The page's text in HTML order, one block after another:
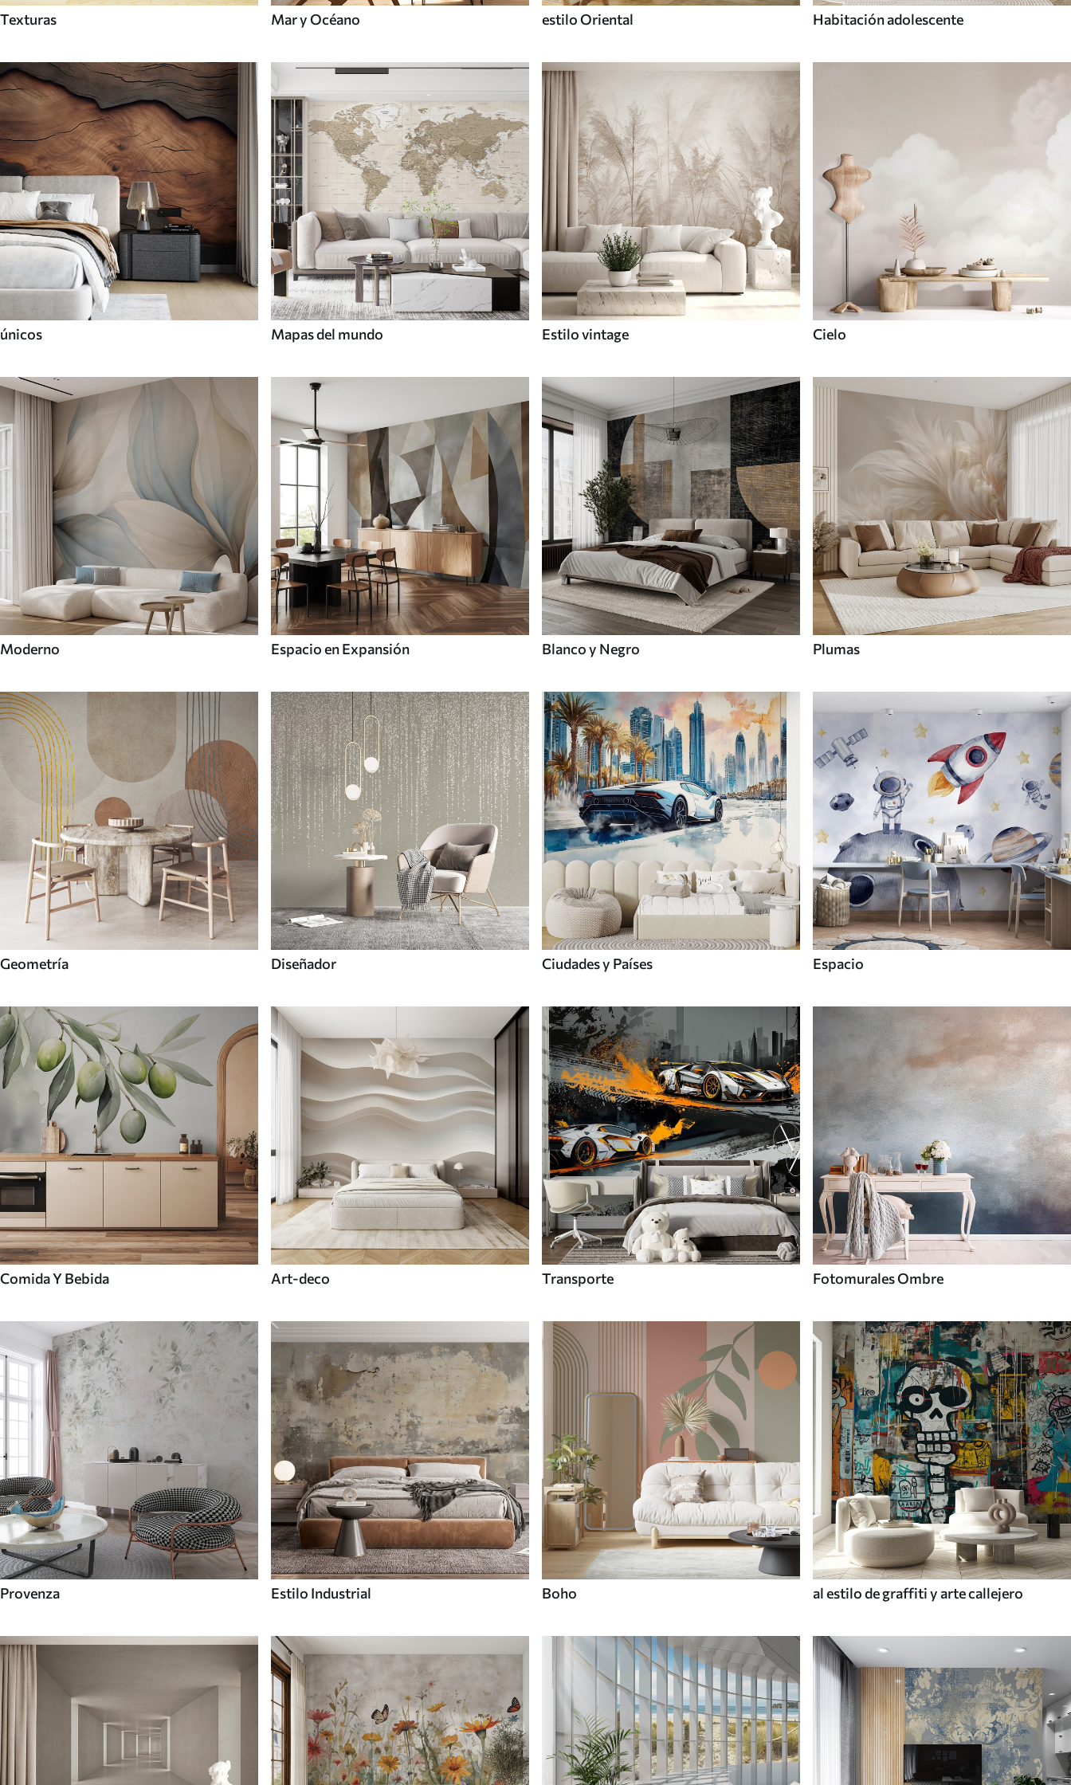
Texturas Mar y Océano estilo Oriental Habitación adolescente
únicos Mapas del mundo Estilo vintage Cielo
Moderno Espacio en Expansión Blanco y Negro Plumas
Geometría Diseñador Ciudades y Países Espacio
Comida Y Bebida Art-deco Transporte Fotomurales Ombre
Provenza Estilo Industrial Boho al estilo de graffiti y arte callejero